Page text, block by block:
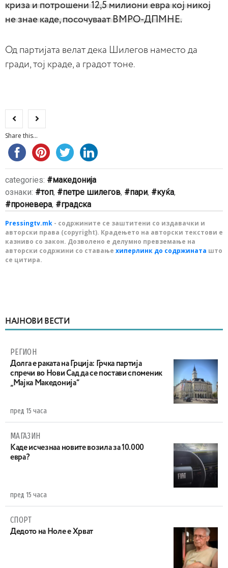
криза и потрошени 12,5 милиони евра кој никој
не знае каде, посочуваат ВМРО-ДПМНЕ.
Од партијата велат дека Шилегов наместо да
гради, тој краде, а градот тоне.
Share this...
categories:
македонија
ознаки:
топ, петре шилегов, пари, куќа,
проневера, градска
Pressingtv.mk - содржините се заштитени со издавачки и
авторски права (copyright). Крадењето на авторски текстови е
казниво со закон. Дозволено е делумно превземање на
авторски содржини со ставање хиперлинк до содржината што
се цитира.
НАЈНОВИ ВЕСТИ
РЕГИОН
Долга е раката на Грција: Грчка партија
спречи во Нови Сад да се постави споменик
„Мајка Македонија“
пред 15 часа
МАГАЗИН
Каде исчезнаа новите возила за 10.000
евра?
пред 15 часа
СПОРТ
Дедото на Ноле е Хрват